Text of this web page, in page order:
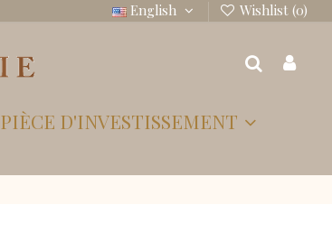
English Wishlist (0)
PIÈCE D'INVESTISSEMENT